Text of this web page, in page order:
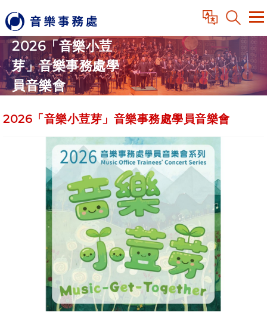
2026「音樂小荳
芽」音樂事務處學
員音樂會
2026「音樂小荳芽」音樂事務處學員音樂會